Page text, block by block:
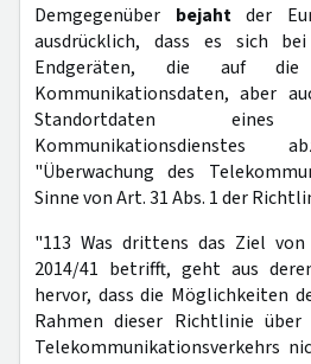
Demgegenüber bejahtder
ausdrücklich, dass es sich
Endgeräten, die auf die
Kommunikationsdaten, aber
Standortdaten eines
"Überwachung des
Sinne von Art. 31 Abs. 1 der
"113 Was drittens das Ziel
2014/41 betrifft, geht aus
hervor, dass die Möglichkeiten
Rahmen dieser Richtlinie über
Telekommunikationsverkehrs